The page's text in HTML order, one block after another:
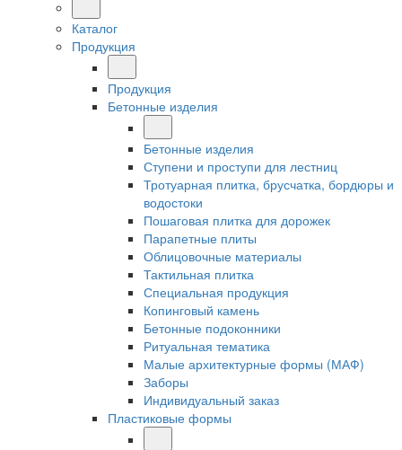
Каталог
Продукция
Продукция
Бетонные изделия
Бетонные изделия
Ступени и проступи для лестниц
Тротуарная плитка, брусчатка, бордюры и
водостоки
Пошаговая плитка для дорожек
Парапетные плиты
Облицовочные материалы
Тактильная плитка
Специальная продукция
Копинговый камень
Бетонные подоконники
Ритуальная тематика
Малые архитектурные формы (МАФ)
Заборы
Индивидуальный заказ
Пластиковые формы